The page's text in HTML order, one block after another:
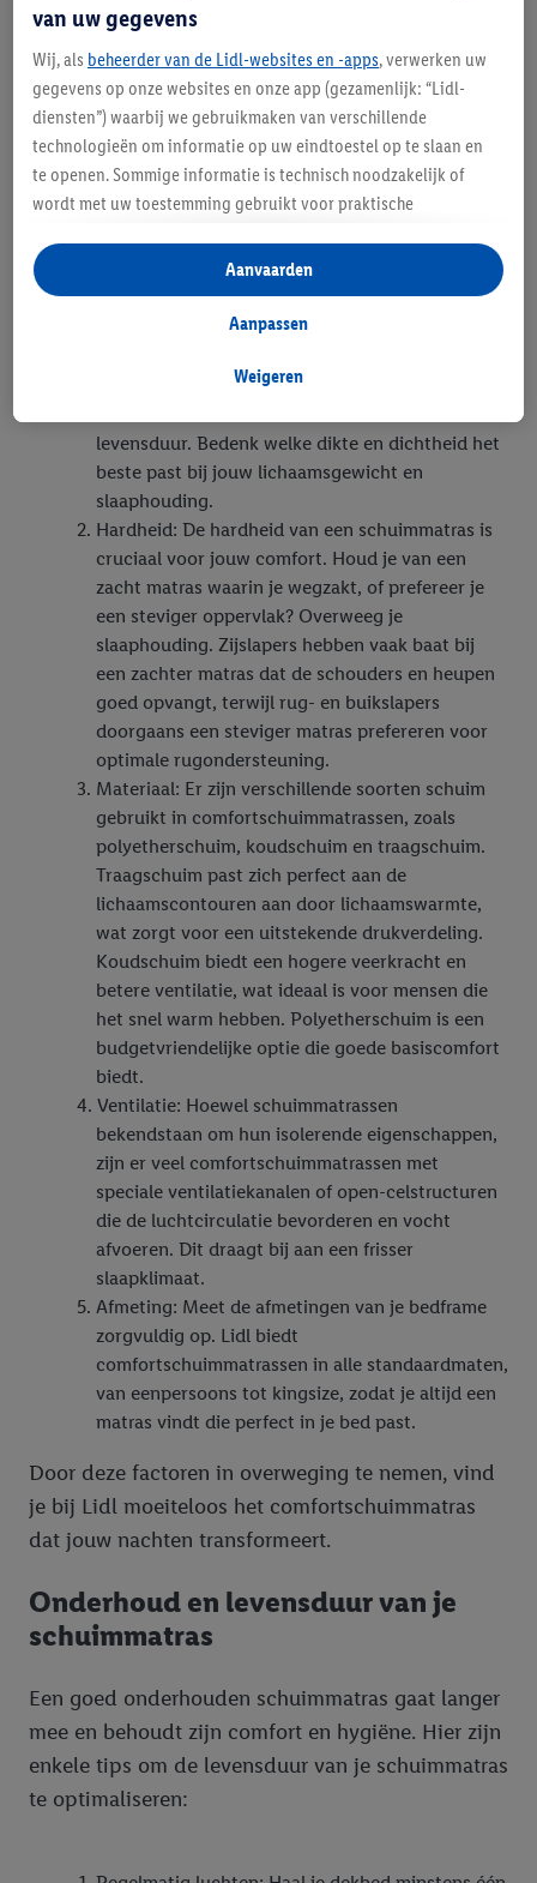
Hoe kies je het juiste
comfortschuimmatras?
Het kiezen van het perfecte comfortschuimmatras
hangt af van diverse persoonlijke voorkeuren en
behoeften. Bij Lidl helpen we je graag de juiste
keuze te maken.
Dikte en dichtheid: Comfortschuimmatrassen zijn
verkrijgbaar in verschillende diktes en
een duurzamere matras die meer ondersteuning
levensduur. Bedenk welke dikte en dichtheid het
beste past bij jouw lichaamsgewicht en
slaaphouding.
Hardheid: De hardheid van een schuimmatras is
cruciaal voor jouw comfort. Houd je van een
zacht matras waarin je wegzakt, of prefereer je
een steviger oppervlak? Overweeg je
slaaphouding. Zijslapers hebben vaak baat bij
een zachter matras dat de schouders en heupen
goed opvangt, terwijl rug- en buikslapers
doorgaans een steviger matras prefereren voor
optimale rugondersteuning.
Materiaal: Er zijn verschillende soorten schuim
gebruikt in comfortschuimmatrassen, zoals
polyetherschuim, koudschuim en traagschuim.
Traagschuim past zich perfect aan de
lichaamscontouren aan door lichaamswarmte,
wat zorgt voor een uitstekende drukverdeling.
Koudschuim biedt een hogere veerkracht en
betere ventilatie, wat ideaal is voor mensen die
het snel warm hebben. Polyetherschuim is een
budgetvriendelijke optie die goede basiscomfort
biedt.
Ventilatie: Hoewel schuimmatrassen
bekendstaan om hun isolerende eigenschappen,
zijn er veel comfortschuimmatrassen met
speciale ventilatiekanalen of open-celstructuren
die de luchtcirculatie bevorderen en vocht
afvoeren. Dit draagt bij aan een frisser
slaapklimaat.
Afmeting: Meet de afmetingen van je bedframe
zorgvuldig op. Lidl biedt
comfortschuimmatrassen in alle standaardmaten,
van eenpersoons tot kingsize, zodat je altijd een
matras vindt die perfect in je bed past.
Door deze factoren in overweging te nemen, vind
je bij Lidl moeiteloos het comfortschuimmatras
dat jouw nachten transformeert.
Onderhoud en levensduur van je
schuimmatras
Een goed onderhouden schuimmatras gaat langer
mee en behoudt zijn comfort en hygiëne. Hier zijn
enkele tips om de levensduur van je schuimmatras
te optimaliseren:
van uw gegevens
Wij, als beheerder van de Lidl-websites en -apps, verwerken uw
gegevens op onze websites en onze app (gezamenlijk: “Lidl-
diensten”) waarbij we gebruikmaken van verschillende
technologieën om informatie op uw eindtoestel op te slaan en
te openen. Sommige informatie is technisch noodzakelijk of
wordt met uw toestemming gebruikt voor praktische
reclame binnen en buiten de Lidl-diensten aan te bieden. Als u
deelneemt aan het Lidl Plus-programma, worden voor deze
doeleinden eveneens gegevens over uw koopgedrag in de
Als u hier uw toestemming geeft voor gepersonaliseerde
of inlogt op uw bestaande Lidl Plus-account, kunnen wij en
onze partner Criteo S.A. eveneens een speciale online
identificatiecode aanmaken op basis van het e-mailadres dat u
daarbij opgeeft, om u te herkennen bij diensten van derden en
om u gepersonaliseerde advertenties te tonen. Voor dit
doeleinde kan uw gehashte e-mailadres ook samengevoegd
worden met andere identificatiegegevens of
identificatiegegevens waarover Criteo SA beschikt en die aan u
toegewezen werden.
Als u hiermee akkoord gaat, kunnen advertenties in het kader
van retargeting, d.w.z. advertenties voor producten waarin u
interesse hebt getoond (bijvoorbeeld door het product in de
webshop aan uw winkelmandje toe te voegen, maar het niet te
kopen), ook op verschillende apparaten en verschillende Lidl-
diensten worden weergegeven als er met behulp van uw
gehashte e-mailadres en eventuele andere
identificatiegegevens/identificatiegegevens waarover Criteo
SA beschikt, meerdere eindapparaten of Lidl-diensten aan u
kunnen worden toegewezen.
Onder “Aanpassen” kunt u individuele doeleinden toestaan en
meer informatie vinden over de gegevensverwerking.
Door op “weigeren” te klikken, kunt u alleen het gebruik van de
noodzakelijke technologieën toestaan. Door op “aanvaarden” te
klikken, stemt u in met alle verwerkingen voor alle
bovengenoemde doeleinden. Meer informatie, waaronder de
bewaartermijn van de gegevens en uw recht om uw
toestemming te allen tijde met vooruitwerkende kracht in te
trekken, vindt u in onzeprivacyverklaring
impressum hier.
Weigeren
Aanpassen
Aanvaarden